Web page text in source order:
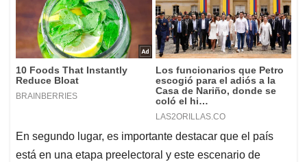
En segundo lugar, es importante destacar que el país
está en una etapa preelectoral y este escenario de